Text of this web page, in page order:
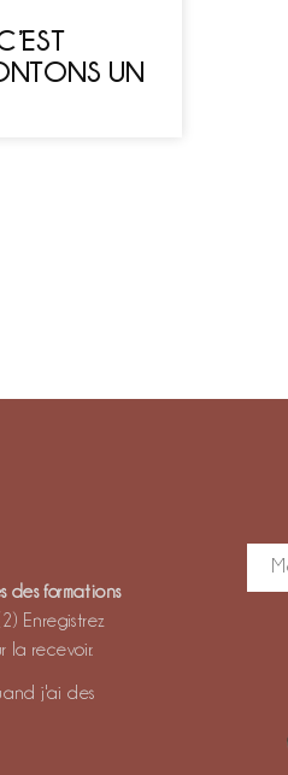
UN
des formations
Enregistrez
la recevoir.
j'ai des